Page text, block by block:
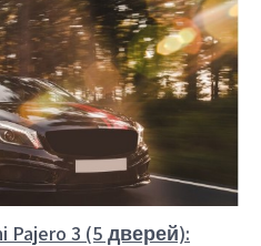
Pajero 3 (5 дверей):